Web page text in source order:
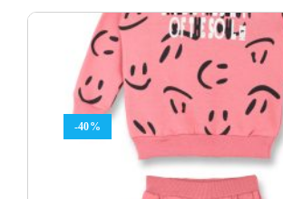
25.00€. 15.00€.
-40%